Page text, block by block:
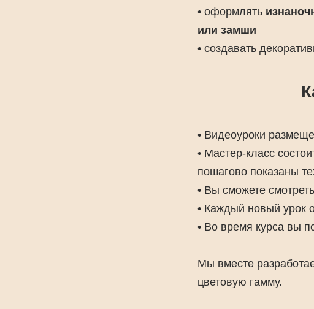
• оформлять
или замши
• создавать
• Видеоуроки
• Мастер-класс
пошагово показаны
• Вы сможете
• Каждый новый урок
• Во время курса вы
Мы вместе
цветовую гамму.